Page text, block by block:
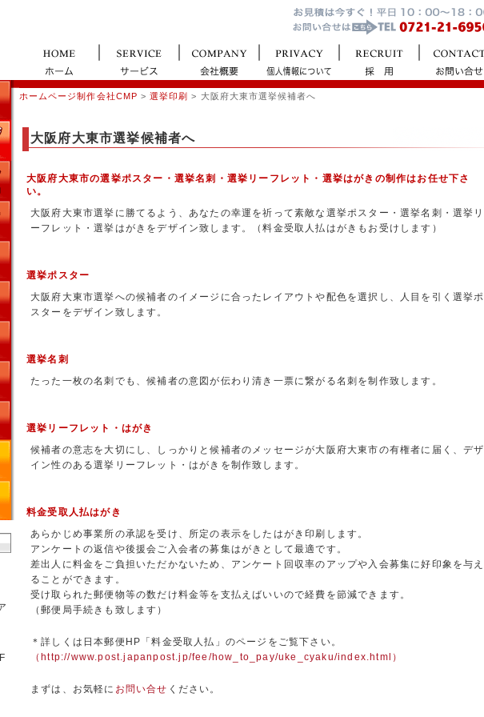
ホームページ制作会社CMP >選挙印刷 > 大阪府大東市選挙候補者へ
大阪府大東市選挙候補者へ
大阪府大東市の選挙ポスター・選挙名刺・選挙リーフレット・選挙はがきの制作はお任せ下さ
い。
大阪府大東市選挙に勝てるよう、あなたの幸運を祈って素敵な選挙ポスター・選挙名刺・選挙リ
ーフレット・選挙はがきをデザイン致します。（料金受取人払はがきもお受けします）
選挙ポスター
大阪府大東市選挙への候補者のイメージに合ったレイアウトや配色を選択し、人目を引く選挙ポ
スターをデザイン致します。
選挙名刺
たった一枚の名刺でも、候補者の意図が伝わり清き一票に繋がる名刺を制作致します。
選挙リーフレット・はがき
候補者の意志を大切にし、しっかりと候補者のメッセージが大阪府大東市の有権者に届く、デザ
イン性のある選挙リーフレット・はがきを制作致します。
料金受取人払はがき
あらかじめ事業所の承認を受け、所定の表示をしたはがき印刷します。
アンケートの返信や後援会ご入会者の募集はがきとして最適です。
差出人に料金をご負担いただかないため、アンケート回収率のアップや入会募集に好印象を与え
ることができます。
受け取られた郵便物等の数だけ料金等を支払えばいいので経費を節減できます。
（郵便局手続きも致します）
＊詳しくは日本郵便HP「料金受取人払」のページをご覧下さい。
（http://www.post.japanpost.jp/fee/how_to_pay/uke_cyaku/index.html）
まずは、お気軽に お問い合せ ください。